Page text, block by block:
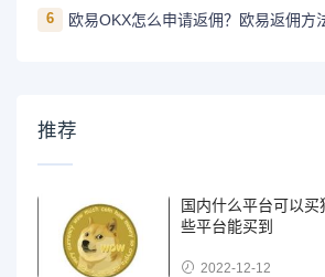
6 欧易OKX怎么申请返佣？欧易返佣方
推荐
国内什么平台可以
些平台能买到
2022-12-12